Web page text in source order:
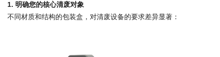
1. 明确您的核心清废对象
不同材质和结构的包装盒，对清废设备的要求差异显著：